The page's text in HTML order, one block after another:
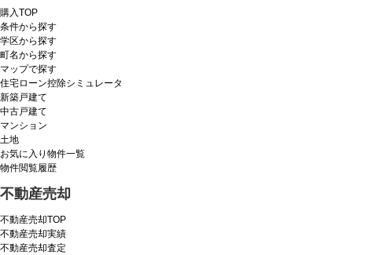
購入TOP
条件から探す
学区から探す
町名から探す
マップで探す
住宅ローン控除シミュレータ
新築戸建て
中古戸建て
マンション
土地
お気に入り物件一覧
物件閲覧履歴
不動産売却
不動産売却TOP
不動産売却実績
不動産売却査定